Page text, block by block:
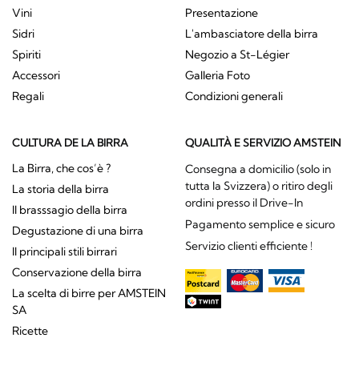
Vini
Sidri
Spiriti
Accessori
Regali
Presentazione
L'ambasciatore della birra
Negozio a St-Légier
Galleria Foto
Condizioni generali
CULTURA DE LA BIRRA
La Birra, che cos’è ?
La storia della birra
Il brasssagio della birra
Degustazione di una birra
Il principali stili birrari
Conservazione della birra
La scelta di birre per AMSTEIN
SA
Ricette
QUALITÀ E SERVIZIO AMSTEIN
Consegna a domicilio (solo in
tutta la Svizzera) o ritiro degli
ordini presso il Drive-In
Pagamento semplice e sicuro
Servizio clienti efficiente !